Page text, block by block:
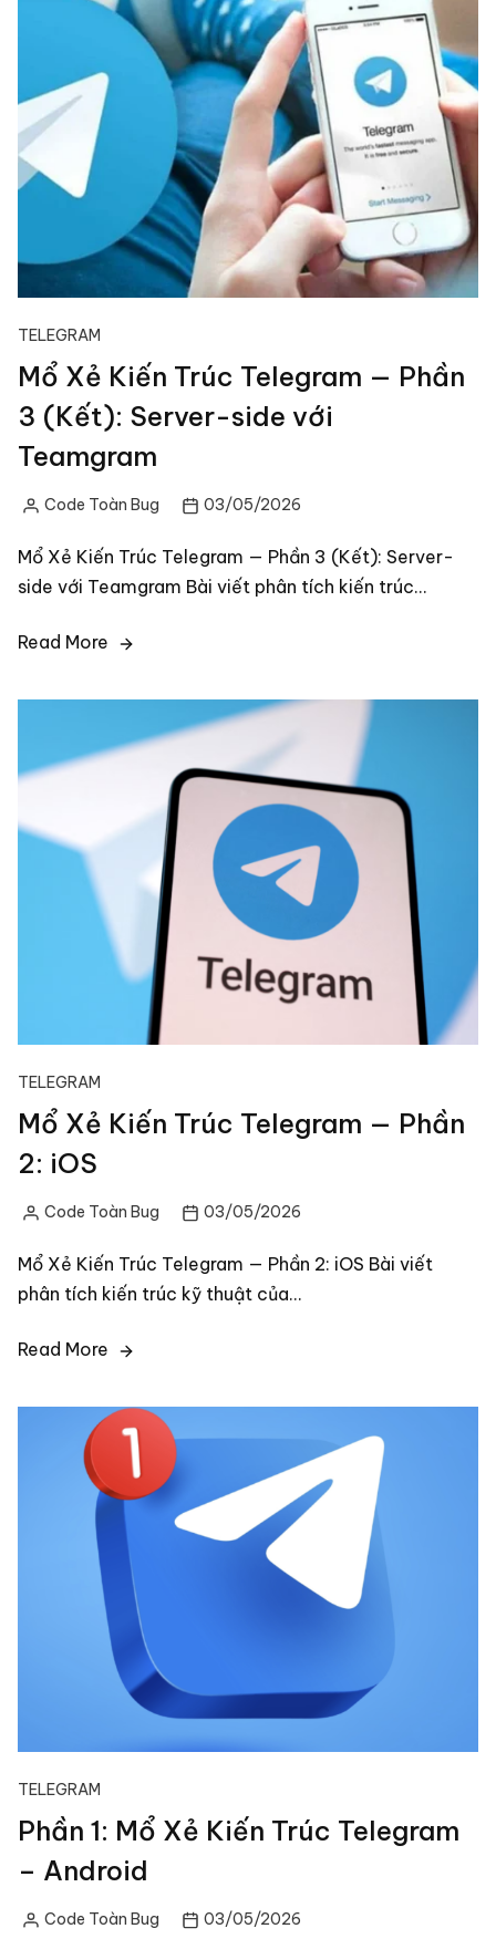
TELEGRAM
Mổ Xẻ Kiến Trúc Telegram — Phần
3 (Kết): Server-side với
Teamgram
PostedCode Toàn Bug 03/05/2026
Mổ Xẻ Kiến Trúc Telegram — Phần 3 (Kết): Server-
side với Teamgram Bài viết phân tích kiến trúc…
Read More
TELEGRAM
Mổ Xẻ Kiến Trúc Telegram — Phần
2: iOS
PostedCode Toàn Bug 03/05/2026
Mổ Xẻ Kiến Trúc Telegram — Phần 2: iOS Bài viết
phân tích kiến trúc kỹ thuật của…
Read More
TELEGRAM
Phần 1: Mổ Xẻ Kiến Trúc Telegram
– Android
PostedCode Toàn Bug 03/05/2026